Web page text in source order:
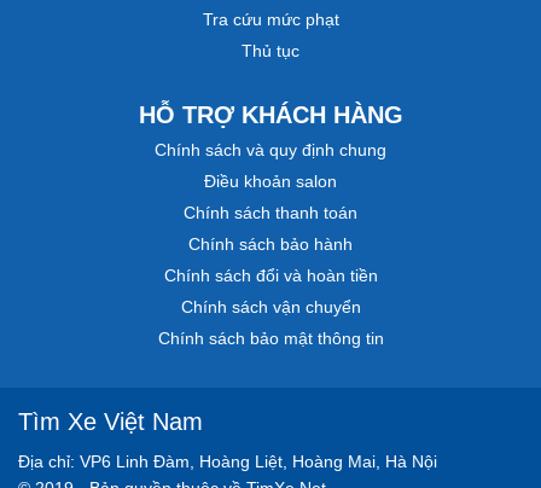
Tra cứu mức phạt
Thủ tục
HỖ TRỢ KHÁCH HÀNG
Chính sách và quy định chung
Điều khoản salon
Chính sách thanh toán
Chính sách bảo hành
Chính sách đổi và hoàn tiền
Chính sách vận chuyển
Chính sách bảo mật thông tin
Tìm Xe Việt Nam
Địa chỉ: VP6 Linh Đàm, Hoàng Liệt, Hoàng Mai, Hà Nội